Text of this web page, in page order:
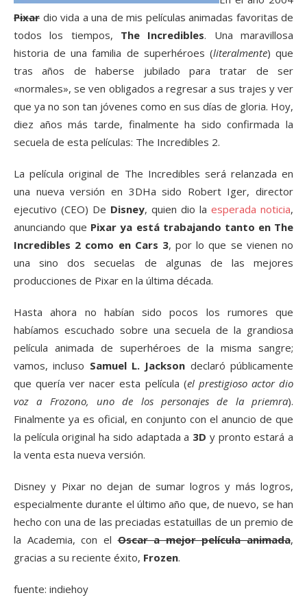
Pixar dio vida a una de mis películas animadas favoritas de
todos los tiempos, The Incredibles. Una maravillosa
historia de una familia de superhéroes (literalmente) que
tras años de haberse jubilado para tratar de ser
«normales», se ven obligados a regresar a sus trajes y ver
que ya no son tan jóvenes como en sus días de gloria. Hoy,
diez años más tarde, finalmente ha sido confirmada la
secuela de esta películas: The Incredibles 2.
La película original de The Incredibles será relanzada en
una nueva versión en 3DHa sido Robert Iger, director
ejecutivo (CEO) De Disney, quien dio la esperada noticia,
anunciando que Pixar ya está trabajando tanto en The
Incredibles 2 como en Cars 3, por lo que se vienen no
una sino dos secuelas de algunas de las mejores
producciones de Pixar en la última década.
Hasta ahora no habían sido pocos los rumores que
habíamos escuchado sobre una secuela de la grandiosa
película animada de superhéroes de la misma sangre;
vamos, incluso Samuel L. Jackson declaró públicamente
que quería ver nacer esta película (el prestigioso actor dio
voz a Frozono, uno de los personajes de la priemra).
Finalmente ya es oficial, en conjunto con el anuncio de que
la película original ha sido adaptada a 3D y pronto estará a
la venta esta nueva versión.
Disney y Pixar no dejan de sumar logros y más logros,
especialmente durante el último año que, de nuevo, se han
hecho con una de las preciadas estatuillas de un premio de
la Academia, con elOscar a mejor película animada,
gracias a su reciente éxito, Frozen.
fuente: indiehoy